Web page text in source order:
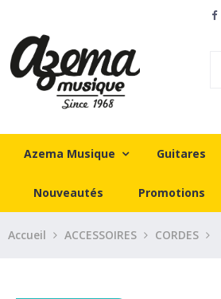
Azema Musique Guitares
Nouveautés Promotions
Accueil ACCESSOIRES CORDES